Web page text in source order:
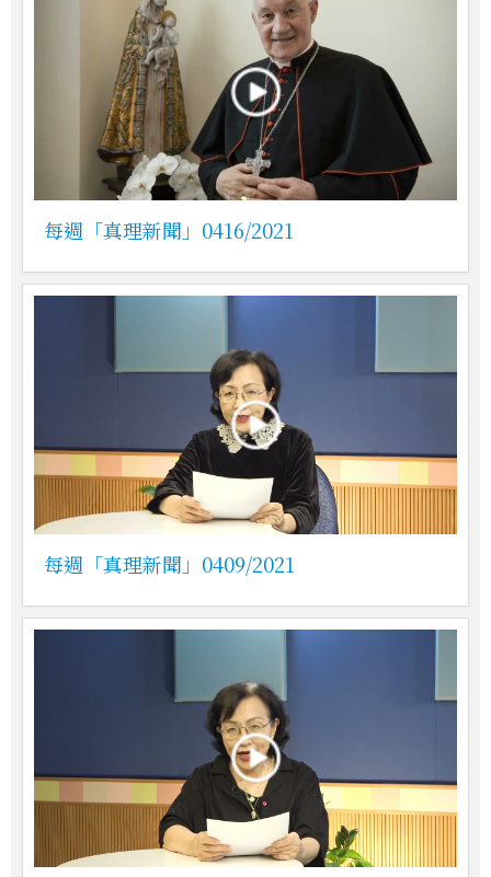
每週「真理新聞」0416/2021
每週「真理新聞」0409/2021